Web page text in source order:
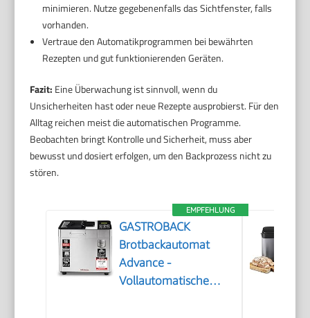
minimieren. Nutze gegebenenfalls das Sichtfenster, falls
vorhanden.
Vertraue den Automatikprogrammen bei bewährten
Rezepten und gut funktionierenden Geräten.
Fazit: Eine Überwachung ist sinnvoll, wenn du
Unsicherheiten hast oder neue Rezepte ausprobierst. Für den
Alltag reichen meist die automatischen Programme.
Beobachten bringt Kontrolle und Sicherheit, muss aber
bewusst und dosiert erfolgen, um den Backprozess nicht zu
stören.
EMPFEHLUNG
GASTROBACK
Brotbackautomat
Advance -
Vollautomatische